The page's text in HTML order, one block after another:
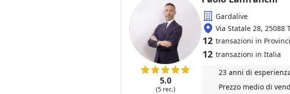
5.0
(5 rec.)
Gardalive
Via Statale 28, 25088
12 transazioni in
12 transazioni in Italia
23 anni di
Prezzo medio di